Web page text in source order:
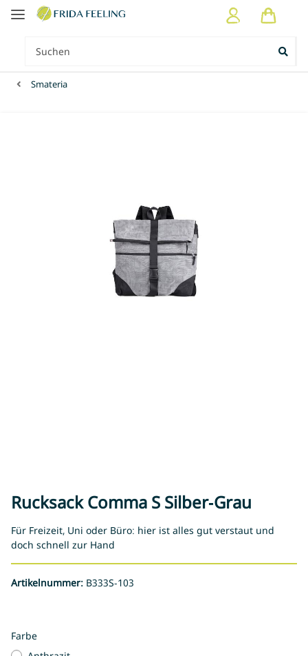
Smateria
Rucksack Comma S Silber-Grau
Für Freizeit, Uni oder Büro: hier ist alles gut verstaut und
doch schnell zur Hand
Artikelnummer: B333S-103
Farbe